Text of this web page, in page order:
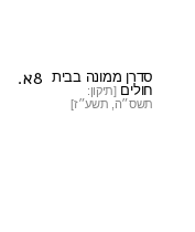
8א. סדרן ממונה בבית
חולים[תיקון:
תשס״ה, תשע״ז]